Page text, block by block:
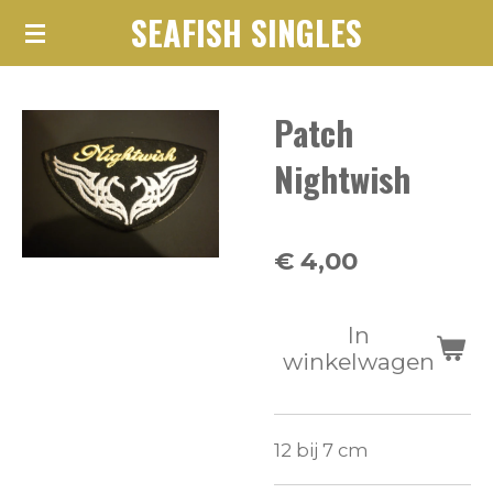
Ga
hoofdinhoud
SEAFISH SINGLES
Patch
Nightwish
€ 4,00
In
winkelwagen
12 bij 7 cm